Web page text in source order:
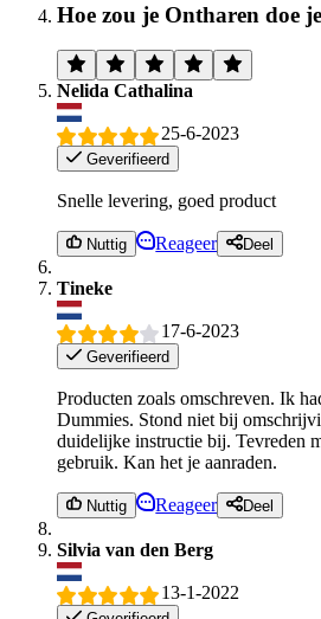
Hoe zou je Ontharen doe
Nelida Cathalina
25-6-2023
Geverifieerd
Snelle levering, goed product
Nuttig Reageer Deel
Tineke
17-6-2023
Geverifieerd
Producten zoals omschreven. Ik
Dummies. Stond niet bij
duidelijke instructie bij. Tevreden
gebruik. Kan het je aanraden.
Nuttig Reageer Deel
Silvia van den Berg
13-1-2022